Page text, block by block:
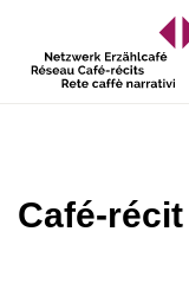
Café-récit